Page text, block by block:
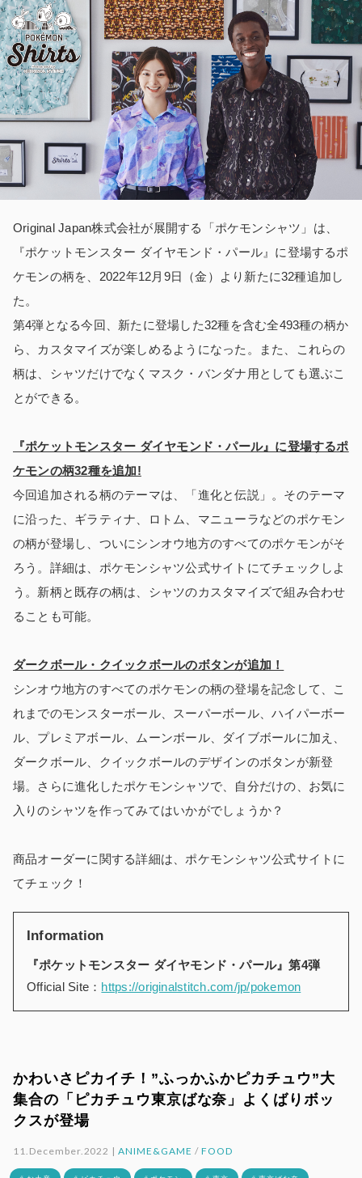
Original Japan株式会社が展開する「ポケモンシャツ」は、
『ポケットモンスター ダイヤモンド・パール』に登場するポ
ケモンの柄を、2022年12月9日（金）より新たに32種追加し
た。
第4弾となる今回、新たに登場した32種を含む全493種の柄か
ら、カスタマイズが楽しめるようになった。また、これらの
柄は、シャツだけでなくマスク・バンダナ用としても選ぶこ
とができる。
『ポケットモンスター ダイヤモンド・パール』に登場するポ
ケモンの柄32種を追加!
今回追加される柄のテーマは、「進化と伝説」。そのテーマ
に沿った、ギラティナ、ロトム、マニューラなどのポケモン
の柄が登場し、ついにシンオウ地方のすべてのポケモンがそ
ろう。詳細は、ポケモンシャツ公式サイトにてチェックしよ
う。新柄と既存の柄は、シャツのカスタマイズで組み合わせ
ることも可能。
ダークボール・クイックボールのボタンが追加！
シンオウ地方のすべてのポケモンの柄の登場を記念して、こ
れまでのモンスターボール、スーパーボール、ハイパーボー
ル、プレミアボール、ムーンボール、ダイブボールに加え、
ダークボール、クイックボールのデザインのボタンが新登
場。さらに進化したポケモンシャツで、自分だけの、お気に
入りのシャツを作ってみてはいかがでしょうか？
商品オーダーに関する詳細は、ポケモンシャツ公式サイトに
てチェック！
Information
『ポケットモンスター ダイヤモンド・パール』第4弾
Official Site： https://originalstitch.com/jp/pokemon
かわいさピカイチ！”ふっかふかピカチュウ”大
集合の「ピカチュウ東京ばな奈」よくばりボッ
クスが登場
11.December.2022 |ANIME&GAME / FOOD